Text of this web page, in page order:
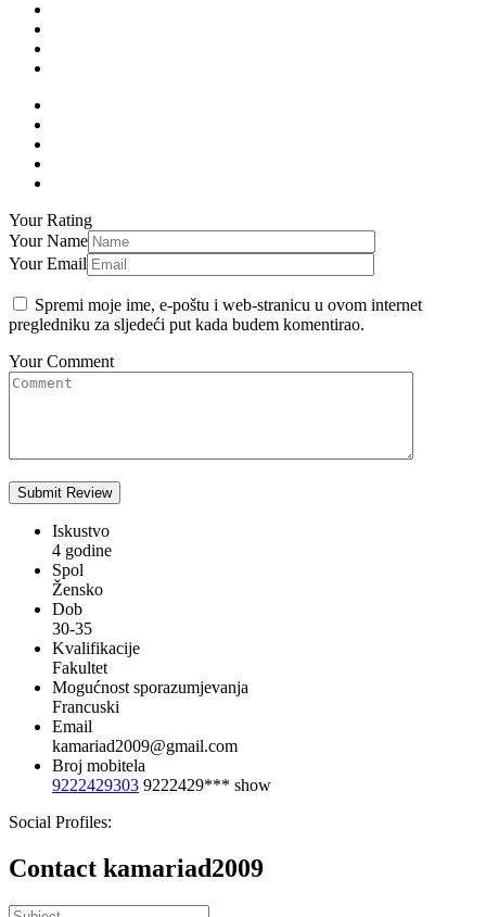
Your Rating
Your Name
Your Email
Spremi moje ime, e-poštu i web-stranicu u ovom internet
pregledniku za sljedeći put kada budem komentirao.
Your Comment
Iskustvo
4 godine
Spol
Žensko
Dob
30-35
Kvalifikacije
Fakultet
Mogućnost sporazumjevanja
Francuski
Email
kamariad2009@gmail.com
Broj mobitela
9222429303 9222429*** show
Social Profiles:
Contact kamariad2009